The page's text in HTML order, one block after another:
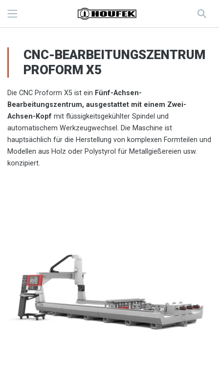
CNC-BEARBEITUNGSZENTRUM
PROFORM X5
Die CNC Proform X5 ist ein Fünf-Achsen-
Bearbeitungszentrum, ausgestattet mit einem Zwei-
Achsen-Kopf mit flüssigkeitsgekühlter Spindel und
automatischem Werkzeugwechsel. Die Maschine ist
hauptsächlich für die Herstellung von komplexen Formteilen und
Modellen aus Holz oder Polystyrol für Metallgießereien usw.
konzipiert.